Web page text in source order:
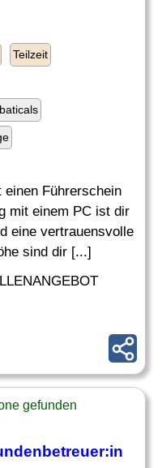
Teilzeit
Führerschein
mit einem PC ist dir
eine vertrauensvolle
sind dir [...]
gefunden